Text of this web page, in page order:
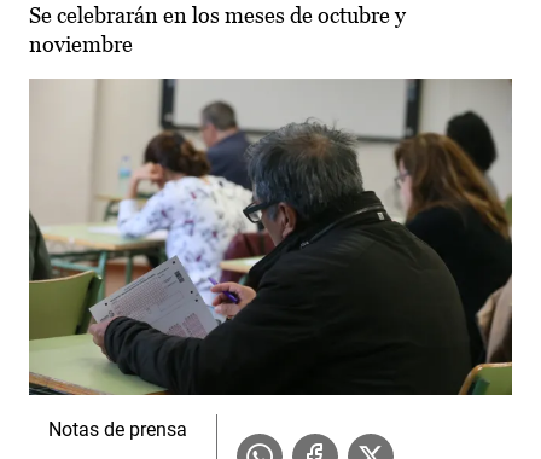
Se celebrarán en los meses de octubre y
noviembre
Notas de prensa